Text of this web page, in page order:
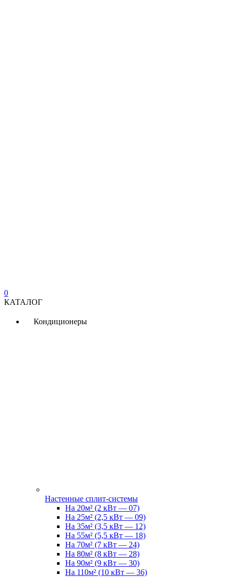
0
КАТАЛОГ
Кондиционеры
Настенные сплит-системы
На 20м² (2 кВт — 07)
На 25м² (2,5 кВт — 09)
На 35м² (3,5 кВт — 12)
На 55м² (5,5 кВт — 18)
На 70м² (7 кВт — 24)
На 80м² (8 кВт — 28)
На 90м² (9 кВт — 30)
На 110м² (10 кВт — 36)